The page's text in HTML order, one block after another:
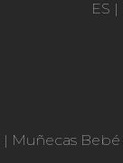
ES |
| Muñecas Bebé